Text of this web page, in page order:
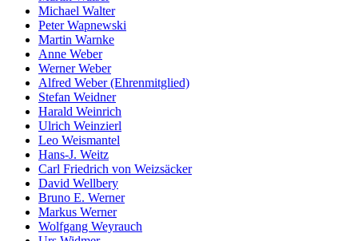
Michael Walter
Peter Wapnewski
Martin Warnke
Anne Weber
Werner Weber
Alfred Weber (Ehrenmitglied)
Stefan Weidner
Harald Weinrich
Ulrich Weinzierl
Leo Weismantel
Hans-J. Weitz
Carl Friedrich von Weizsäcker
David Wellbery
Bruno E. Werner
Markus Werner
Wolfgang Weyrauch